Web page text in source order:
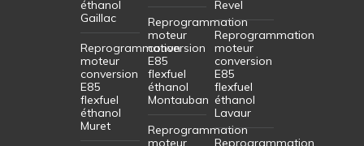
éthanol
Gaillac
Reprogrammation
moteur
conversion
E85
flexfuel
éthanol
Muret
Reprogrammation
moteur
conversion
E85
flexfuel
éthanol
Montauban
Reprogrammation
moteur
Revel
Reprogrammation
moteur
conversion
E85
flexfuel
éthanol
Lavaur
Reprogrammation